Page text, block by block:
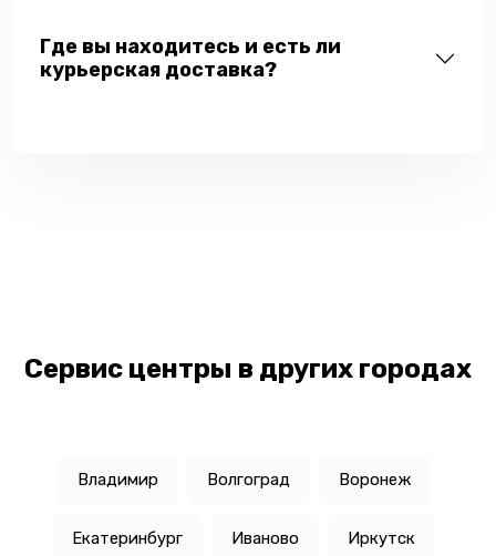
Где вы находитесь и есть ли
курьерская доставка?
Сервис центры в других городах
Владимир Волгоград Воронеж
Екатеринбург Иваново Иркутск